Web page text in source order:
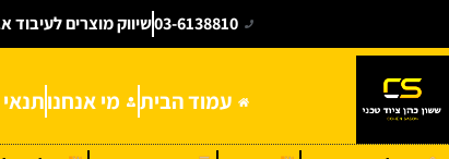
03-6138810שיווק מוצרים
עמוד הבית מי אנחנו